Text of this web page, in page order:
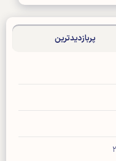
پربازدیدترین